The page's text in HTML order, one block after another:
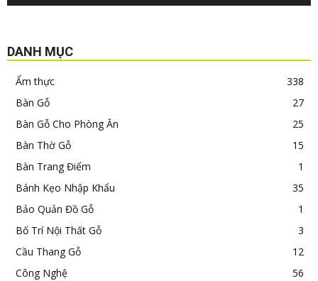
DANH MỤC
Ẩm thực
338
Bàn Gỗ
27
Bàn Gỗ Cho Phòng Ăn
25
Bàn Thờ Gỗ
15
Bàn Trang Điểm
1
Bánh Kẹo Nhập Khẩu
35
Bảo Quản Đồ Gỗ
1
Bố Trí Nội Thất Gỗ
3
Cầu Thang Gỗ
12
Công Nghệ
56